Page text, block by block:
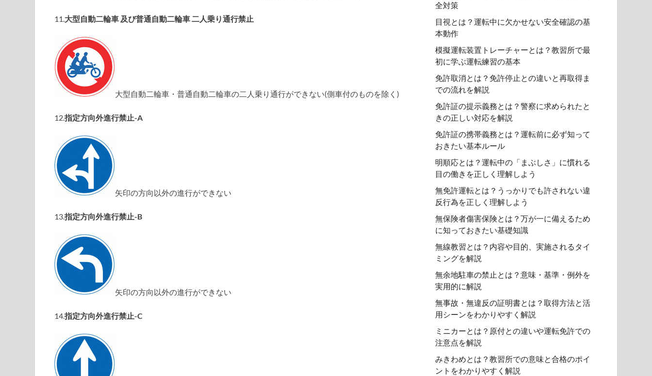
11.大型自動二輪車 及び普通自動二輪車 二人乗り通行禁止
大型自動二輪車・普通自動二輪車の二人乗り通行ができない(側車付のものを除く)
12.指定方向外進行禁止-A
矢印の方向以外の進行ができない
13.指定方向外進行禁止-B
矢印の方向以外の進行ができない
14.指定方向外進行禁止-C
全対策
目視とは？運転中に欠かせない安全確認の基
本動作
模擬運転装置トレーチャーとは？教習所で最
初に学ぶ運転練習の基本
免許取消とは？免許停止との違いと再取得ま
での流れを解説
免許証の提示義務とは？警察に求められたと
きの正しい対応を解説
免許証の携帯義務とは？運転前に必ず知って
おきたい基本ルール
明順応とは？運転中の「まぶしさ」に慣れる
目の働きを正しく理解しよう
無免許運転とは？うっかりでも許されない違
反行為を正しく理解しよう
無保険者傷害保険とは？万が一に備えるため
に知っておきたい基礎知識
無線教習とは？内容や目的、実施されるタイ
ミングを解説
無余地駐車の禁止とは？意味・基準・例外を
実用的に解説
無事故・無違反の証明書とは？取得方法と活
用シーンをわかりやすく解説
ミニカーとは？原付との違いや運転免許での
注意点を解説
みきわめとは？教習所での意味と合格のポイ
ントをわかりやすく解説